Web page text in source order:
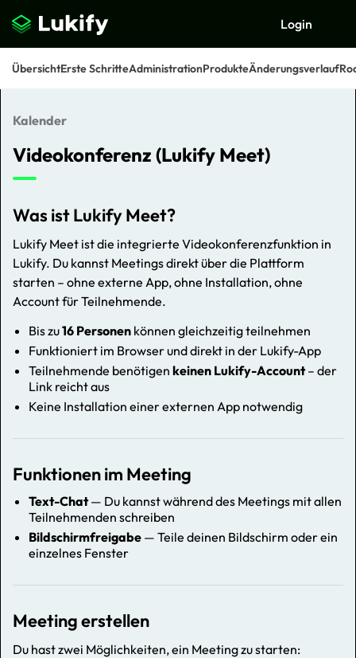
Login
ÜbersichtErste SchritteAdministrationProdukteÄnderungsverlauf
Suchen
Kalender
Videokonferenz (Lukify Meet)
Was ist Lukify Meet?
Lukify Meet ist die integrierte Videokonferenzfunktion in
Lukify. Du kannst Meetings direkt über die Plattform
starten – ohne externe App, ohne Installation, ohne
Account für Teilnehmende.
Bis zu16 Personen können gleichzeitig teilnehmen
Funktioniert im Browser und direkt in der Lukify-App
Teilnehmende benötigen keinen Lukify-Account– der
Link reicht aus
Keine Installation einer externen App notwendig
Funktionen im Meeting
Text-Chat— Du kannst während des Meetings mit allen
Teilnehmenden schreiben
Bildschirmfreigabe — Teile deinen Bildschirm oder ein
einzelnes Fenster
Meeting erstellen
Du hast zwei Möglichkeiten, ein Meeting zu starten: